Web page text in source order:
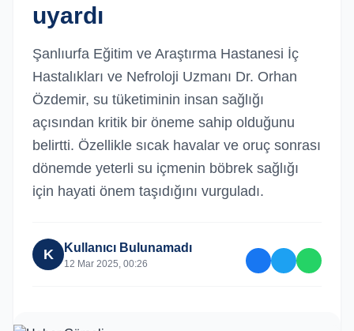
uyardı
Şanlıurfa Eğitim ve Araştırma Hastanesi İç
Hastalıkları ve Nefroloji Uzmanı Dr. Orhan
Özdemir, su tüketiminin insan sağlığı
açısından kritik bir öneme sahip olduğunu
belirtti. Özellikle sıcak havalar ve oruç sonrası
dönemde yeterli su içmenin böbrek sağlığı
için hayati önem taşıdığını vurguladı.
K Kullanıcı Bulunamadı
12 Mar 2025, 00:26